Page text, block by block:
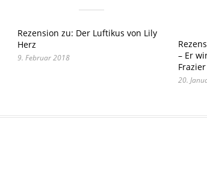
Rezension zu: Der Luftikus von Lily
Herz
9. Februar 2018
– Er
Frazier
20.